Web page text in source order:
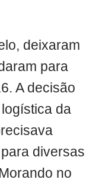
deixaram
para
A decisão
da
diversas
no